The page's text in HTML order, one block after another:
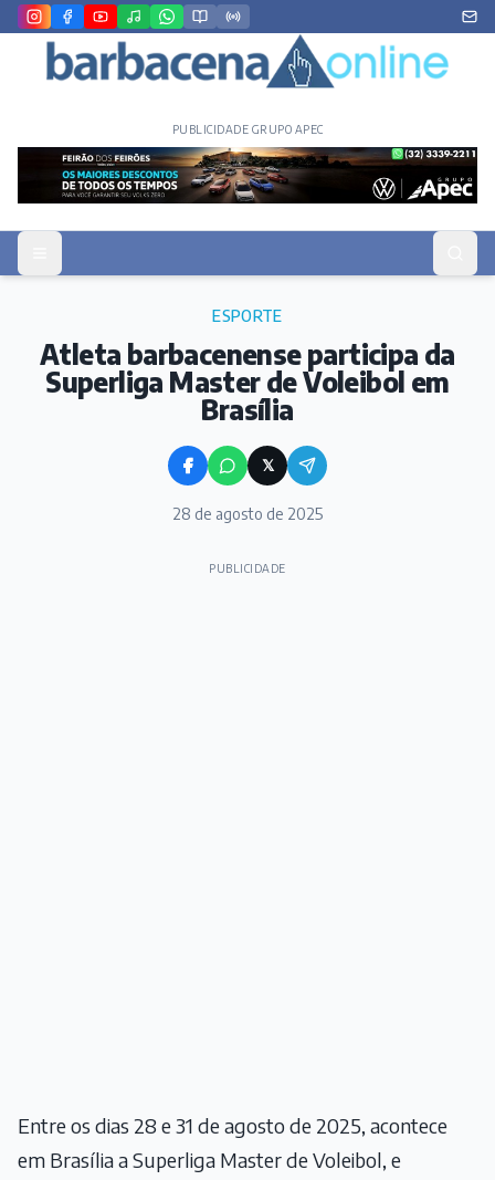
PUBLICIDADE GRUPO APEC
ESPORTE
Atleta barbacenense participa da
Superliga Master de Voleibol em
Brasília
𝕏
28 de agosto de 2025
PUBLICIDADE
Entre os dias 28 e 31 de agosto de 2025, acontece
em Brasília a Superliga Master de Voleibol, e